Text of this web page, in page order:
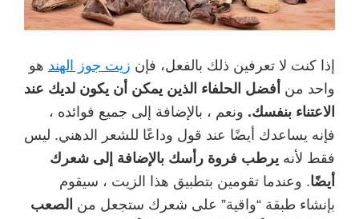
إذا كنت لا تعرفين ذلك بالفعل، فإن زيت جوز الهند هو
واحد من أفضل الحلفاء الذين يمكن أن يكون لديك عند
الاعتناء بنفسك. ونعم ، بالإضافة إلى جميع فوائده ،
فإنه يساعدك أيضًا عند قول وداعًا للشعر الدهني. ليس
فقط لأنه يرطب فروة رأسك بالإضافة إلى شعرك
أيضًا. وعندما تقومين بتطبيق هذا الزيت ، سيقوم
بإنشاء طبقة “واقية” على شعرك ستجعل من الصعب